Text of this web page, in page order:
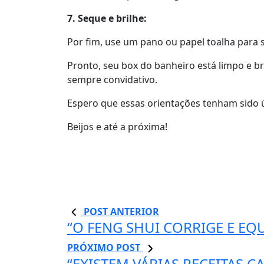
7. Seque e brilhe:
Por fim, use um pano ou papel toalha para
Pronto, seu box do banheiro está limpo e
sempre convidativo.
Espero que essas orientações tenham sido
Beijos e até a próxima!
POST ANTERIOR
“O FENG SHUI CORRIGE E
PRÓXIMO POST